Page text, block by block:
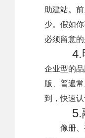
助建站。
少。假如
必须留意
4.明
企业型的
版、普遍
到，快速认
5.融
像册、视